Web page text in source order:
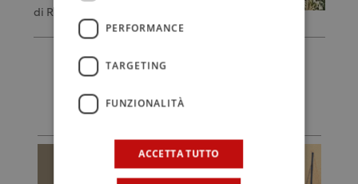
di Redazione
PERFORMANCE
TARGETING
FUNZIONALITÀ
ACCETTA TUTTO